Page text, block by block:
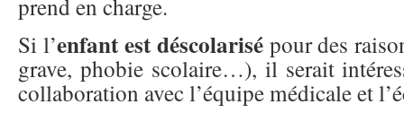
prend en charge.
Si l’enfant est déscolarisépour des
grave, phobie scolaire…), il serait
collaboration avec l’équipe médicale et